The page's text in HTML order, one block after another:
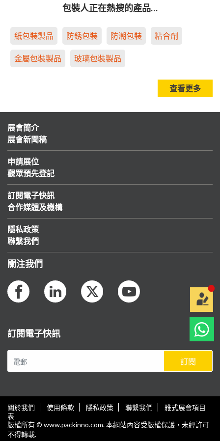
包裝人正在熱搜的產品…
紙包裝製品 防銹包裝 防潮包裝 粘合劑
金屬包裝製品 玻璃包裝製品
查看更多
展會簡介
展會新聞稿
申請展位
觀眾預先登記
訂閱電子快訊
合作媒體及機構
隱私政策
聯繫我們
關注我們
訂閱電子快訊
訂閱
關於我們 使用條款 隱私政策 聯繫我們
雅式展會項目
表
版權所有 © www.packinno.com. 本網站內容受版權保護，未經許可
不得轉載.